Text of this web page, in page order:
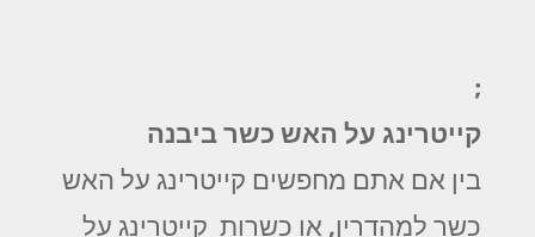
;
קייטרינג על האש כשר ביבנה
בין אם אתם מחפשים קייטרינג על האש
כשר למהדרין, או כשרות קייטרינג על